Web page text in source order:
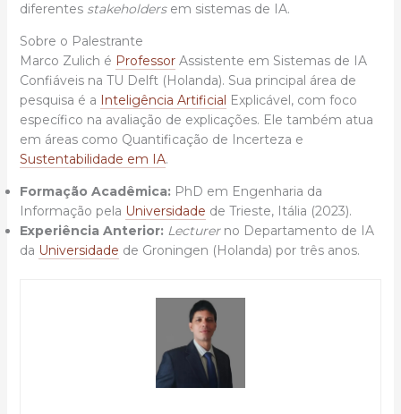
diferentes stakeholdersem sistemas de IA.
Sobre o Palestrante
Marco Zulich é ProfessorAssistente em Sistemas de IA
Confiáveis na TU Delft (Holanda). Sua principal área de
pesquisa é a
Inteligência Artificial
Explicável, com foco
específico na avaliação de explicações. Ele também atua
em áreas como Quantificação de Incerteza e
Sustentabilidade em IA.
Formação Acadêmica: PhD em Engenharia da
Informação pela Universidade de Trieste, Itália (2023).
Experiência Anterior: Lecturerno Departamento de IA
da Universidade de Groningen (Holanda) por três anos.